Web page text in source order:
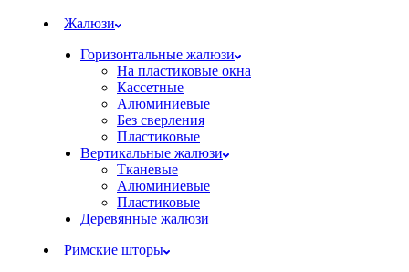
Жалюзи
Горизонтальные жалюзи
На пластиковые окна
Кассетные
Алюминиевые
Без сверления
Пластиковые
Вертикальные жалюзи
Тканевые
Алюминиевые
Пластиковые
Деревянные жалюзи
Римские шторы